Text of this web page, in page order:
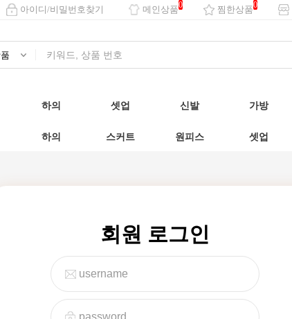
아이디/비밀번호찾기 메인상품0 찜한상품0
하의 셋업 신발 가방
하의 스커트 원피스 셋업
회원 로그인